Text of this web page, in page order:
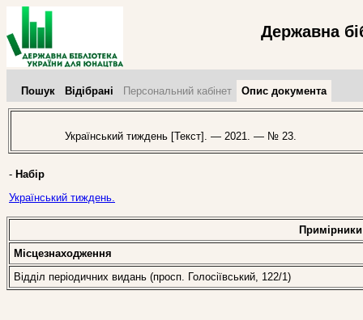
Державна
Пошук Відібрані Персональний кабінет Опис документа
Український тиждень [Текст]. — 2021. — № 23.
- Набір
Український тиждень.
Примірники
Місцезнаходження
Відділ періодичних видань (просп. Голосіївський, 122/1)